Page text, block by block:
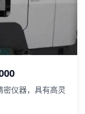
仪器，具有高灵